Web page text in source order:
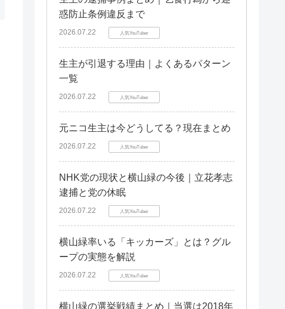
惑防止条例違反まで
2026.07.22 人気YouTuber
生主が引退する理由｜よくあるパターン
一覧
2026.07.22 人気YouTuber
元ニコ生主は今どうしてる？現在まとめ
2026.07.22 人気YouTuber
NHK党の現状と横山緑の今後｜立花孝志
逮捕と党の休眠
2026.07.22 人気YouTuber
横山緑率いる「キッカーズ」とは？グル
ープの実態を解説
2026.07.22 人気YouTuber
横山緑の選挙戦績まとめ｜当選は2018年